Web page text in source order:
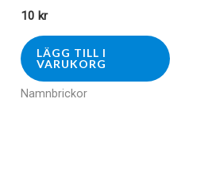
10 kr
LÄGG TILL I
VARUKORG
Namnbrickor